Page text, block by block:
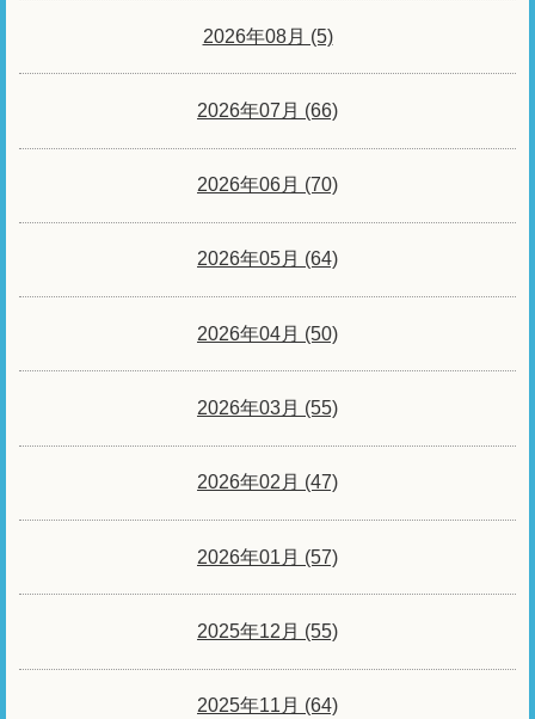
2026年08月 (5)
2026年07月 (66)
2026年06月 (70)
2026年05月 (64)
2026年04月 (50)
2026年03月 (55)
2026年02月 (47)
2026年01月 (57)
2025年12月 (55)
2025年11月 (64)